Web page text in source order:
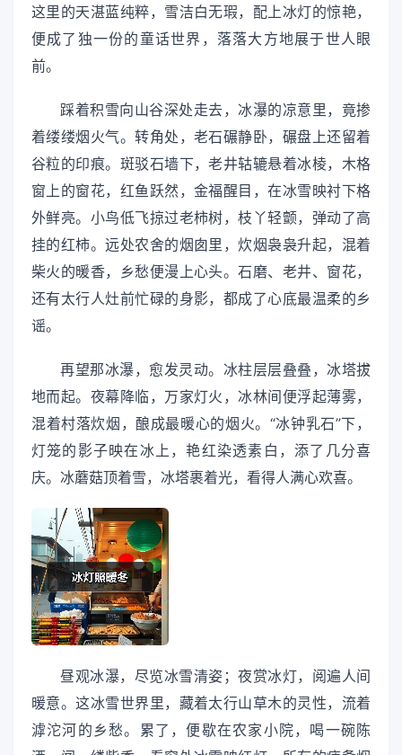
这里的天湛蓝纯粹，雪洁白无瑕，配上冰灯的惊艳，
便成了独一份的童话世界，落落大方地展于世人眼
前。
踩着积雪向山谷深处走去，冰瀑的凉意里，竟掺
着缕缕烟火气。转角处，老石碾静卧，碾盘上还留着
谷粒的印痕。斑驳石墙下，老井轱辘悬着冰棱，木格
窗上的窗花，红鱼跃然，金福醒目，在冰雪映衬下格
外鲜亮。小鸟低飞掠过老柿树，枝丫轻颤，弹动了高
挂的红柿。远处农舍的烟囱里，炊烟袅袅升起，混着
柴火的暖香，乡愁便漫上心头。石磨、老井、窗花，
还有太行人灶前忙碌的身影，都成了心底最温柔的乡
谣。
再望那冰瀑，愈发灵动。冰柱层层叠叠，冰塔拔
地而起。夜幕降临，万家灯火，冰林间便浮起薄雾，
混着村落炊烟，酿成最暖心的烟火。“冰钟乳石”下，
灯笼的影子映在冰上，艳红染透素白，添了几分喜
庆。冰蘑菇顶着雪，冰塔裹着光，看得人满心欢喜。
昼观冰瀑，尽览冰雪清姿；夜赏冰灯，阅遍人间
暖意。这冰雪世界里，藏着太行山草木的灵性，流着
滹沱河的乡愁。累了，便歇在农家小院，喝一碗陈